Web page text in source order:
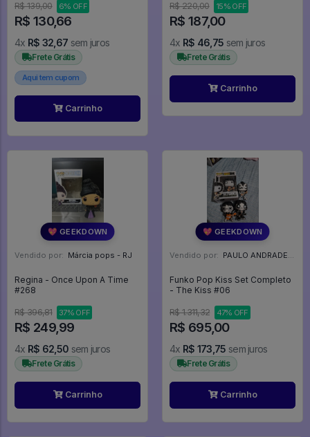
R$ 139,00
6% OFF
R$ 130,66
4x R$ 32,67 sem juros
Frete Grátis
Aqui tem cupom
Carrinho
R$ 220,00
15% OFF
R$ 187,00
4x R$ 46,75 sem juros
Frete Grátis
Carrinho
💖 GEEKDOWN
Vendido por: Márcia pops - RJ
Regina - Once Upon A Time
#268
R$ 396,81 37% OFF
R$ 249,99
4x R$ 62,50 sem juros
Frete Grátis
Carrinho
💖 GEEKDOWN
Vendido por: PAULO ANDRADE - RJ
Funko Pop Kiss Set Completo
- The Kiss #06
R$ 1.311,32 47% OFF
R$ 695,00
4x R$ 173,75 sem juros
Frete Grátis
Carrinho